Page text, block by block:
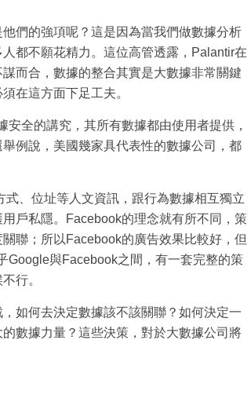
們的強項呢？這是因為當我們做數據分析
都不願花精力。這位高管透露，Palantir在
而合，數據的整合其實是大數據非常關鍵
在這方面下足工夫。
全的講究，其所有數據都由使用者提供，
例說，美國幾家具代表性的數據公司，都
、位址等人文資訊，跟行為數據相互獨立
戶私隱。Facebook的理念就有所不同，策
聯；所以Facebook的廣告效果比較好，但
Google與Facebook之間，有一套完整的策
行。
如何去決定數據該不該關聯？如何決定一
數據力量？這些決策，對於大數據公司將